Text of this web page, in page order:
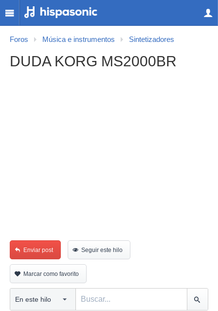
Foros Música e instrumentos Sintetizadores
DUDA KORG MS2000BR
Enviar post Seguir este hilo
Marcar como favorito